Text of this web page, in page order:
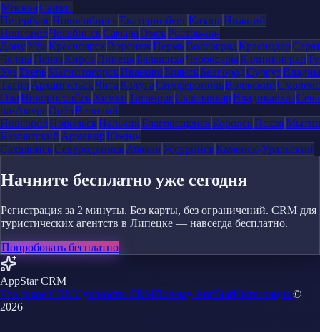
МоскваСанкт-
ПетербургНовосибирскЕкатеринбургКазаньНижний
НовгородЧелябинскСамараОмскРостов-на-
ДонуУфаКрасноярскВоронежПермьВолгоградКраснодар
ЧелныПензаКировЛипецкБалашихаЧебоксарыКалининград
УдэТверьМагнитогорскИвановоБрянскБелгородСургут
ТагилАрхангельскЧитаКалугаСимферопольВолжский
ОлаНовороссийскХимкиТаганрогСыктывкарВладикавказ
на-АмуреОрёлВеликий
НовгородНорильскНальчикБлаговещенскКоролёвПсков
Камчатский АрмавирЮжно-
СахалинскСеверодвинскАбаканУссурийскКаменск-Уральский
Начните бесплатно уже сегодня
Регистрация за 2 минуты. Без карты, без ограничений. CRM для
туристических агентств в Липецке — навсегда бесплатно.
Попробовать бесплатно
AppStar CRM
Что такое CRMСущности CRMПочему AppStarИнтеграции©
2026